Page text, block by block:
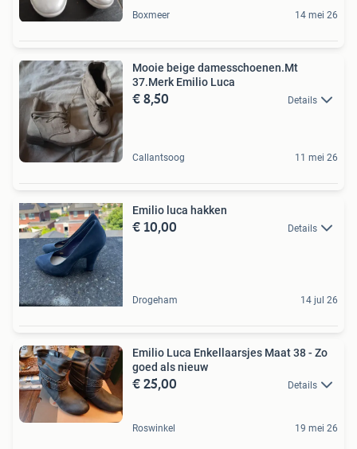
Boxmeer 14 mei 26
Mooie beige damesschoenen.Mt
37.Merk Emilio Luca
€ 8,50 Details
Callantsoog 11 mei 26
Emilio luca hakken
€ 10,00 Details
Drogeham 14 jul 26
Emilio Luca Enkellaarsjes Maat 38 - Zo
goed als nieuw
€ 25,00 Details
Roswinkel 19 mei 26